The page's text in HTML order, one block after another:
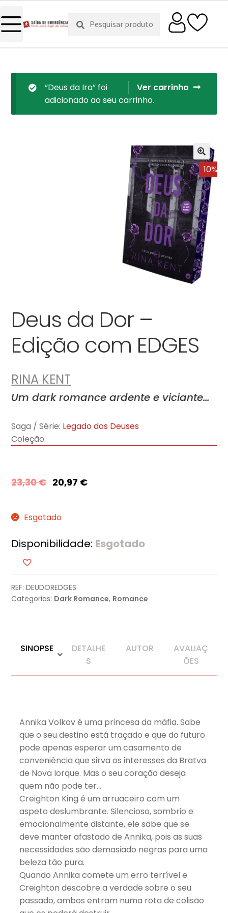
Pesquisar
por:
Pesquisa
Ver carrinho
“Deus da Ira” foi
adicionado ao seu carrinho.
10%
Deus da Dor –
Edição com EDGES
RINA KENT
Um dark romance ardente e viciante…
Saga / Série: Legado dos Deuses
Coleção:
23,30€ 20,97 €
Esgotado
Disponibilidade: Esgotado
REF:DEUDOREDGES
Categorias: Dark Romance, Romance
SINOPSE
DETALHE
S
AUTOR
AVALIAÇ
ÕES
Annika Volkov é uma princesa da máfia. Sabe
que o seu destino está traçado e que do futuro
pode apenas esperar um casamento de
conveniência que sirva os interesses da Bratva
de Nova Iorque. Mas o seu coração deseja
quem não pode ter…
Creighton King é um arruaceiro com um
aspeto deslumbrante. Silencioso, sombrio e
emocionalmente distante, ele sabe que se
deve manter afastado de Annika, pois as suas
necessidades são demasiado negras para uma
beleza tão pura.
Quando Annika comete um erro terrível e
Creighton descobre a verdade sobre o seu
passado, ambos entram numa rota de colisão